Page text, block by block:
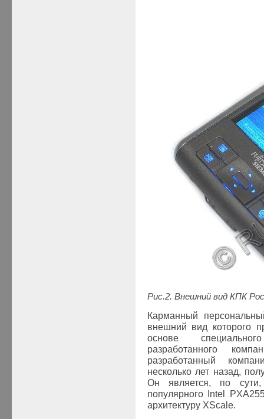
Рис.2. Внешний вид КПК
Карманный
внешний вид которого
основе
разработанного
разработанный
несколько лет назад,
Он является, по
популярного
Intel
архитектуру XScale.